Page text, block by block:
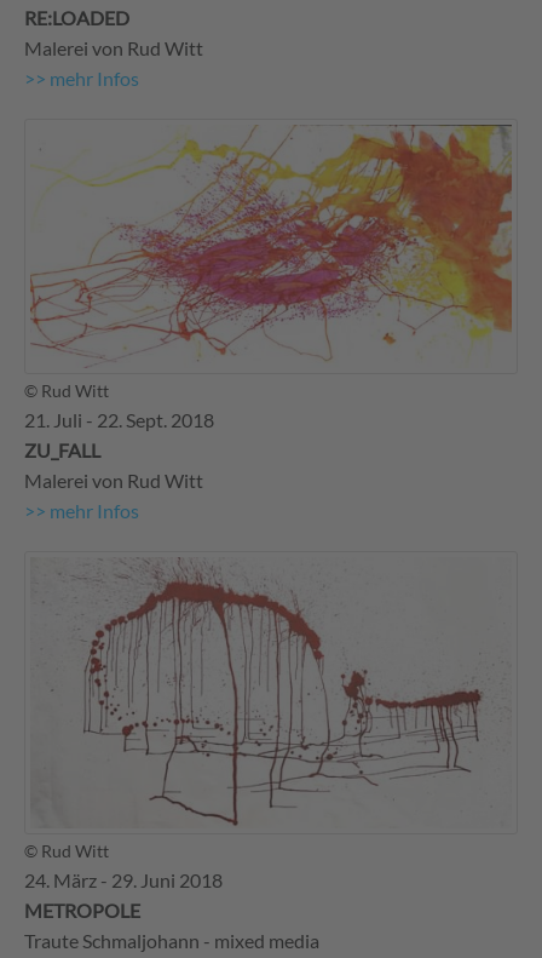
RE:LOADED
Malerei von Rud Witt
>> mehr Infos
© Rud Witt
21. Juli - 22. Sept. 2018
ZU_FALL
Malerei von Rud Witt
>> mehr Infos
© Rud Witt
24. März - 29. Juni 2018
METROPOLE
Traute Schmaljohann - mixed media